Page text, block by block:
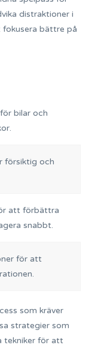
distraktioner i
fokusera bättre på
bilar och
försiktig och
att förbättra
snabbt.
för att
som kräver
strategier som
tekniker för att